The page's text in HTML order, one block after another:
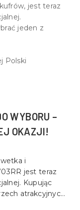
, jest teraz
jeden z
Polski
WYBORU –
OKAZJI!
i
jest teraz
Kupując
atrakcyjnych